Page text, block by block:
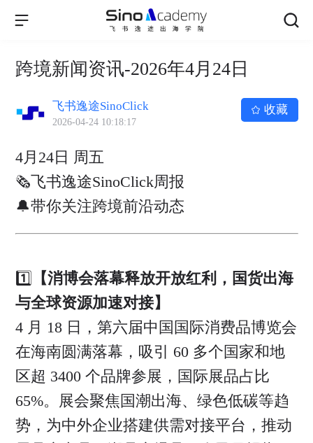
跨境新闻资讯-2026年4月24日
飞书逸途SinoClick
2026-04-24 10:18:17
收藏
4月24日 周五
🗞飞书逸途SinoClick周报
🔔带你关注跨境前沿动态
1️⃣
【消博会落幕释放开放红利，国货出海
与全球资源加速对接】
4 月 18 日，第六届中国国际消费品博览会
在海南圆满落幕，吸引 60 多个国家和地
区超 3400 个品牌参展，国际展品占比
65%。展会聚焦国潮出海、绿色低碳等趋
势，为中外企业搭建供需对接平台，推动